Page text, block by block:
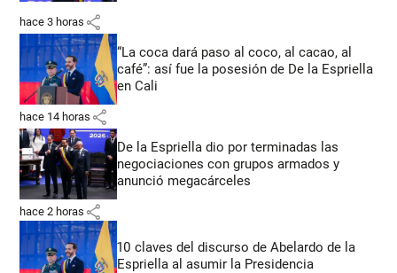
hace 3 horas share
“La coca dará paso al coco, al cacao, al
café”: así fue la posesión de De la Espriella
en Cali
hace 14 horas share
De la Espriella dio por terminadas las
negociaciones con grupos armados y
anunció megacárceles
hace 2 horas share
10 claves del discurso de Abelardo de la
Espriella al asumir la Presidencia